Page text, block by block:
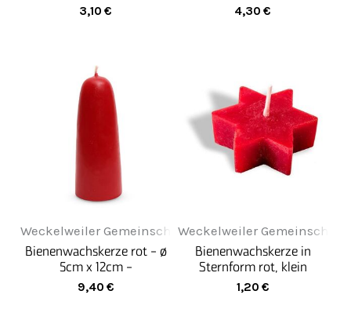
3,10 € 4,30 €
Weckelweiler Gemeinschaften
Bienenwachskerze rot - ø
5cm x 12cm -
Stumpen-/Adventskerze
9,40 €
Weckelweiler
Bienenwachskerze in
Sternform rot, klein
1,20 €